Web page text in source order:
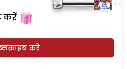
करें
करें